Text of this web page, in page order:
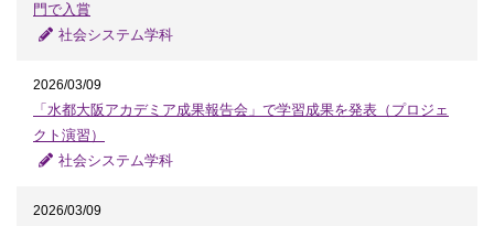
門で入賞
社会システム学科
2026/03/09
「水都大阪アカデミア成果報告会」で学習成果を発表（プロジェ
クト演習）
社会システム学科
2026/03/09